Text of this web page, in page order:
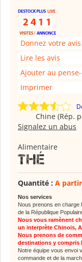
Donnez votre avis
Lire les avis
Ajouter au
Imprimer
Chine (Rép.
Signalez un abus
Alimentaire
Thé
Quantité : A
Nos services
Nous prenons en charge
de la République
Nous vous ramènent
un interprète Chinois,
Nous prenons de
destinations y compris
Notre équipe vous envoi
commande et de la